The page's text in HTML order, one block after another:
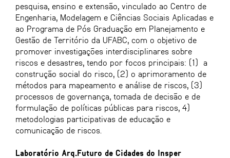
pesquisa, ensino e extensão, vinculado ao Centro de
Engenharia, Modelagem e Ciências Sociais Aplicadas e
ao Programa de Pós Graduação em Planejamento e
Gestão de Território da UFABC, com o objetivo de
promover investigações interdisciplinares sobre
riscos e desastres, tendo por focos principais: (1) a
construção social do risco, (2) o aprimoramento de
métodos para mapeamento e análise de riscos, (3)
processos de governança, tomada de decisão e de
formulação de políticas públicas para riscos, 4)
metodologias participativas de educação e
comunicação de riscos.
Laboratório Arq.Futuro de Cidades do Insper